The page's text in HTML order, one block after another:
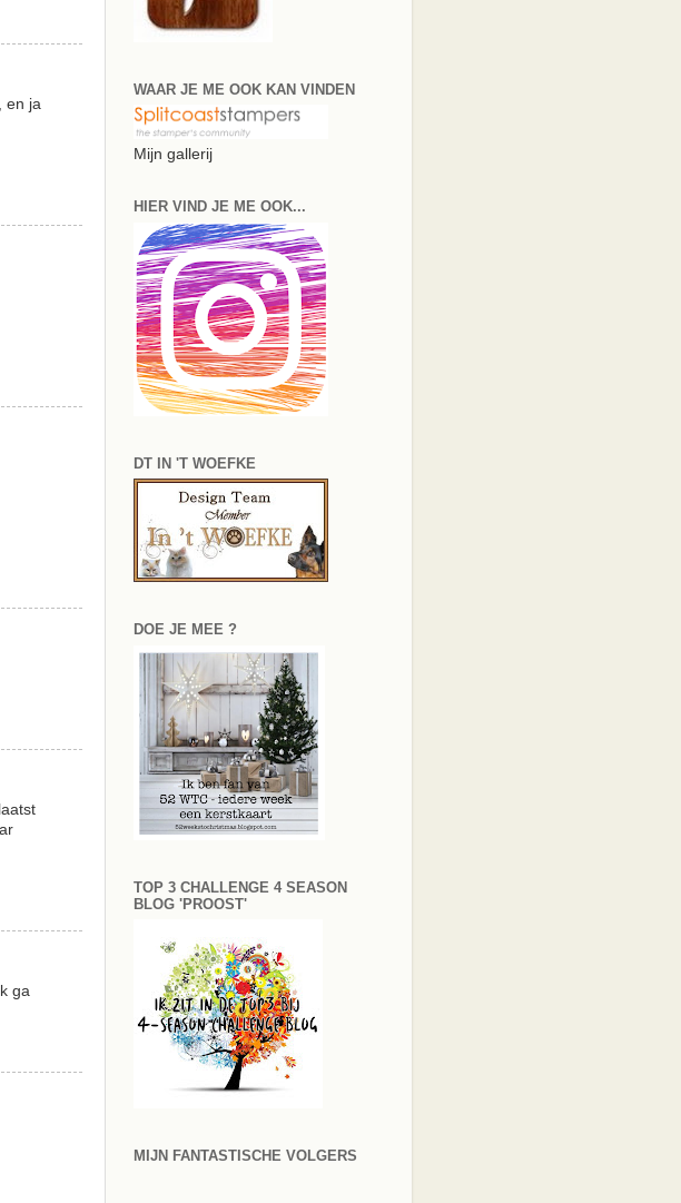
en ja
ga
WAAR JE ME OOK KAN VINDEN
Mijn gallerij
HIER VIND JE ME OOK...
DT IN 'T WOEFKE
DOE JE MEE ?
TOP 3 CHALLENGE 4 SEASON
BLOG 'PROOST'
MIJN FANTASTISCHE VOLGERS